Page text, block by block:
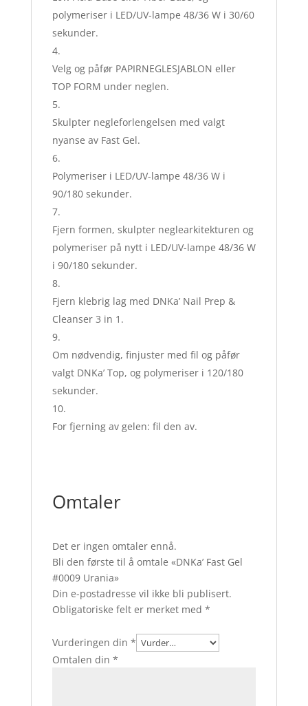
polymeriser i LED/UV-lampe 48/36 W i 30/60
sekunder.
Velg og påfør PAPIRNEGLESJABLON eller
TOP FORM under neglen.
Skulpter negleforlengelsen med valgt
nyanse av Fast Gel.
Polymeriser i LED/UV-lampe 48/36 W i
90/180 sekunder.
Fjern formen, skulpter neglearkitekturen og
polymeriser på nytt i LED/UV-lampe 48/36 W
i 90/180 sekunder.
Fjern klebrig lag med DNKa’ Nail Prep &
Cleanser 3 in 1.
Om nødvendig, finjuster med fil og påfør
valgt DNKa’ Top, og polymeriser i 120/180
sekunder.
For fjerning av gelen: fil den av.
Omtaler
Det er ingen omtaler ennå.
Bli den første til å omtale «DNKa’ Fast Gel
#0009 Urania»
Din e-postadresse vil ikke bli publisert.
Obligatoriske felt er merket med *
Vurderingen din *
Omtalen din *